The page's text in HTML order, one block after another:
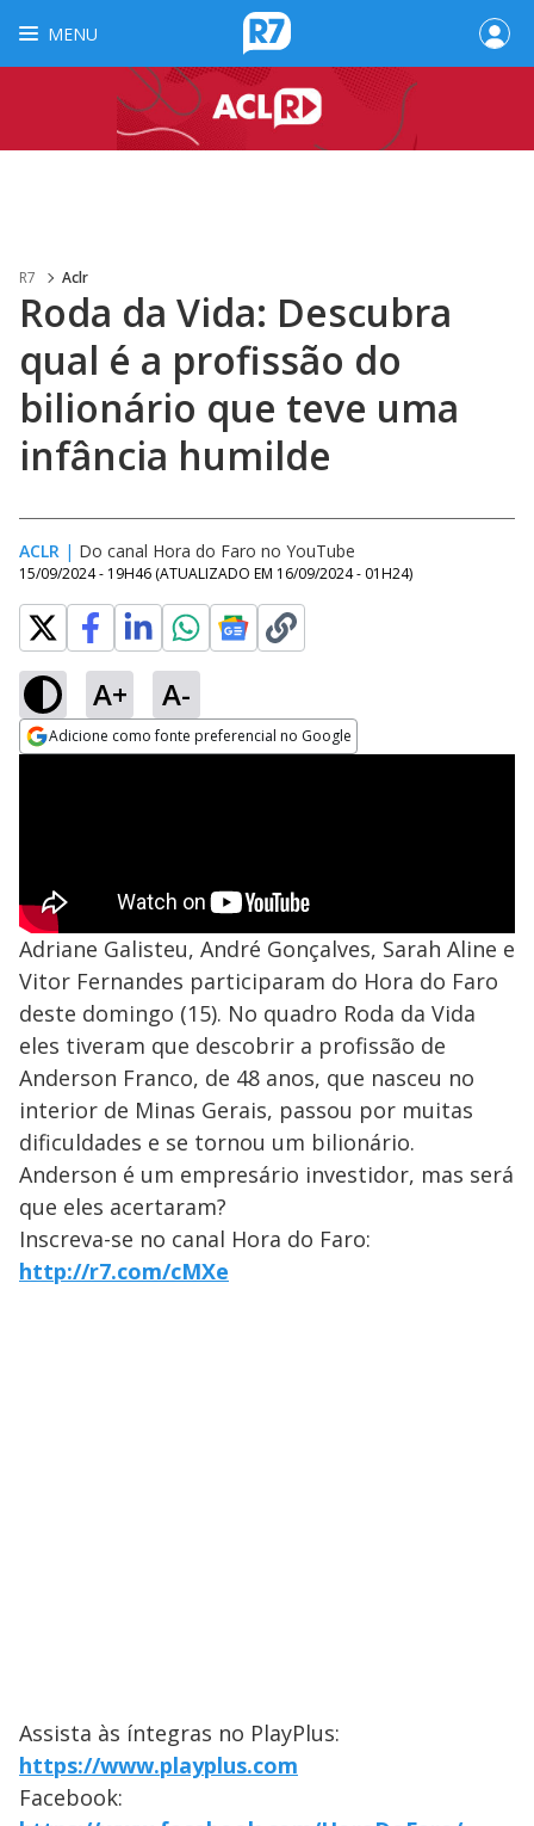
MENU
R7 Aclr
Roda da Vida: Descubra
qual é a profissão do
bilionário que teve uma
infância humilde
ACLR | Do canal Hora do Faro no YouTube
15/09/2024 - 19H46 (ATUALIZADO EM 16/09/2024 - 01H24)
A+ A-
Adicione como fonte preferencial no Google
Adriane Galisteu, André Gonçalves, Sarah Aline e
Vitor Fernandes participaram do Hora do Faro
deste domingo (15). No quadro Roda da Vida
eles tiveram que descobrir a profissão de
Anderson Franco, de 48 anos, que nasceu no
interior de Minas Gerais, passou por muitas
dificuldades e se tornou um bilionário.
Anderson é um empresário investidor, mas será
que eles acertaram?
Inscreva-se no canal Hora do Faro:
http://r7.com/cMXe
Assista às íntegras no PlayPlus:
https://www.playplus.com
Facebook: